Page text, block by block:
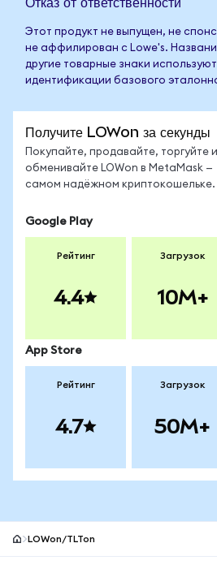
Этот продукт не выпущен, не
не аффилирован с Lowe's.
другие товарные знаки
идентификации базового
Получите LOWon за секунды
Покупайте, продавайте, торгуйте и
обменивайте LOWon в MetaMask —
самом надёжном криптокошельке.
Google Play
Рейтинг
4.4
Загрузок
10M+
App Store
Рейтинг
4.7
Загрузок
50M+
LOWon/TLTon